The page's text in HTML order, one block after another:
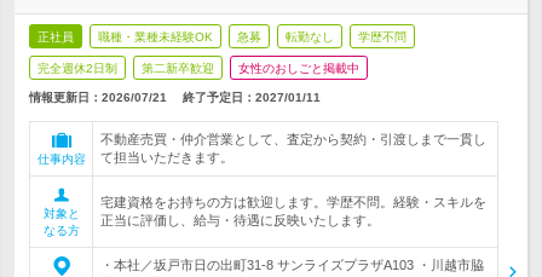
正社員 職種・業種未経験OK 急募 転勤なし 学歴不問
完全週休2日制 第二新卒歓迎 女性のおしごと掲載中
情報更新日：2026/07/21 終了予定日： 2027/01/11
仕事内容
不動産売買・仲介営業として、査定から契約・引渡しまで一貫し
て担当いただきます。
対象と
なる方
宅建資格をお持ちの方は歓迎します。学歴不問。経験・スキルを
正当に評価し、給与・待遇に反映いたします。
・本社／坂戸市日の出町31-8 サンライズプラザA103 ・川越市脇